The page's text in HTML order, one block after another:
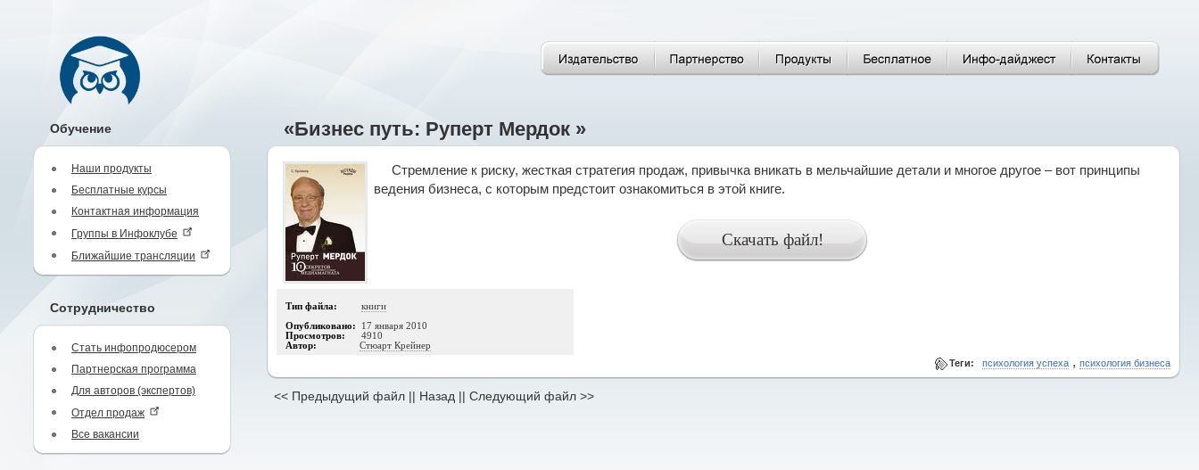
Обучение
Наши продукты
Бесплатные курсы
Контактная информация
Группы в Инфоклубе
Ближайшие трансляции
Сотрудничество
Стать инфопродюсером
Партнерская программа
Для авторов (экспертов)
Отдел продаж
Все вакансии
«Бизнес путь: Руперт Мердок »
Стремление к риску, жесткая стратегия продаж, привычка вникать в мельчайшие детали и многое другое – вот принципы
ведения бизнеса, с которым предстоит ознакомиться в этой книге.
Тип файла: книги
Опубликовано: 17 января 2010
Просмотров: 4910
Автор: Стюарт Крейнер
Теги: психология успеха , психология бизнеса
<< Предыдущий файл || Назад || Следующий файл >>